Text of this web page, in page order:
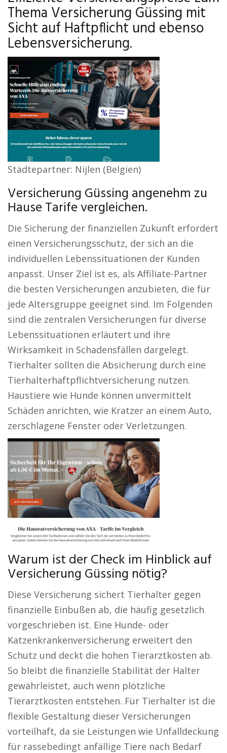
Thema Versicherung Güssing mit
Sicht auf Haftpflicht und ebenso
Lebensversicherung.
Städtepartner: Nijlen (Belgien)
Versicherung Güssing angenehm zu
Hause Tarife vergleichen.
Die Sicherung der finanziellen Zukunft erfordert
einen Versicherungsschutz, der sich an die
individuellen Lebenssituationen der Kunden
anpasst. Unser Ziel ist es, als Affiliate-Partner
die besten Versicherungen anzubieten, die für
jede Altersgruppe geeignet sind. Im Folgenden
sind die zentralen Versicherungen für diverse
Lebenssituationen erläutert und ihre
Wirksamkeit in Schadensfällen dargelegt.
Tierhalter sollten die Absicherung durch eine
Tierhalterhaftpflichtversicherung nutzen.
Haustiere wie Hunde können unvermittelt
Schäden anrichten, wie Kratzer an einem Auto,
zerschlagene Fenster oder Verletzungen.
Warum ist der Check im Hinblick auf
Versicherung Güssing nötig?
Diese Versicherung sichert Tierhalter gegen
finanzielle Einbußen ab, die häufig gesetzlich
vorgeschrieben ist. Eine Hunde- oder
Katzenkrankenversicherung erweitert den
Schutz und deckt die hohen Tierarztkosten ab.
So bleibt die finanzielle Stabilität der Halter
gewährleistet, auch wenn plötzliche
Tierarztkosten entstehen. Für Tierhalter ist die
flexible Gestaltung dieser Versicherungen
vorteilhaft, da sie Leistungen wie Unfalldeckung
für rassebedingt anfällige Tiere nach Bedarf